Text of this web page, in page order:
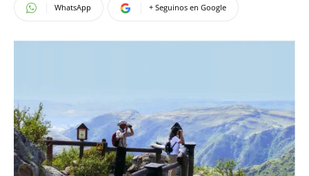
WhatsApp + Seguinos en Google